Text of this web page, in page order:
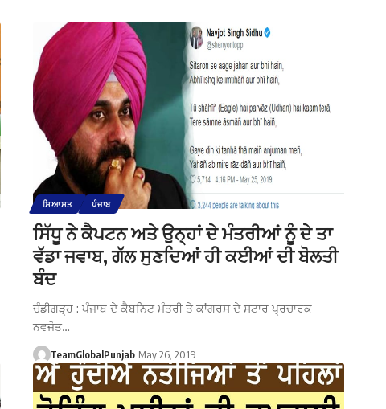
ਸਿਆਸਤ ਪੰਜਾਬ
ਸਿੱਧੂ ਨੇ ਕੈਪਟਨ ਅਤੇ ਉਨ੍ਹਾਂ ਦੇ ਮੰਤਰੀਆਂ ਨੂੰ ਦੇ ਤਾ
ਵੱਡਾ ਜਵਾਬ, ਗੱਲ ਸੁਣਦਿਆਂ ਹੀ ਕਈਆਂ ਦੀ ਬੋਲਤੀ
ਬੰਦ
ਚੰਡੀਗੜ੍ਹ : ਪੰਜਾਬ ਦੇ ਕੈਬਨਿਟ ਮੰਤਰੀ ਤੇ ਕਾਂਗਰਸ ਦੇ ਸਟਾਰ ਪ੍ਰਚਾਰਕ
ਨਵਜੋਤ…
TeamGlobalPunjab May 26, 2019